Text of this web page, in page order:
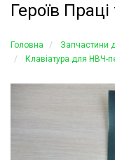
Героїв
Головна Запчастини
Клавіатура для НВЧ-